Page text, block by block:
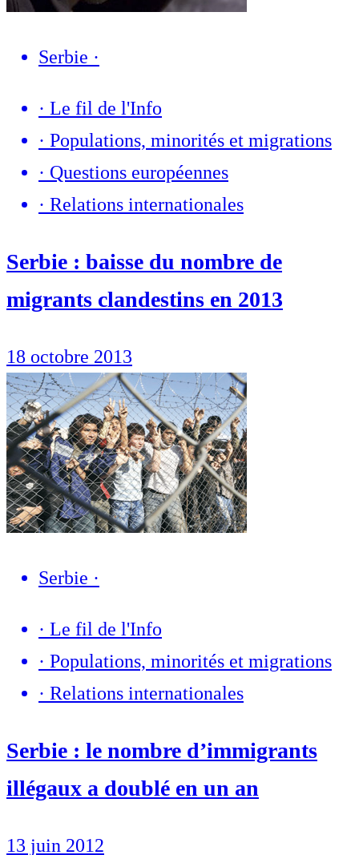
Serbie ·
· Le fil de l'Info
· Populations, minorités et migrations
· Questions européennes
· Relations internationales
Serbie : baisse du nombre de
migrants clandestins en 2013
18 octobre 2013
Serbie ·
· Le fil de l'Info
· Populations, minorités et migrations
· Relations internationales
Serbie : le nombre d’immigrants
illégaux a doublé en un an
13 juin 2012